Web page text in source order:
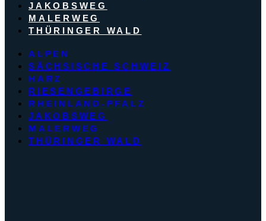
JAKOBSWEG
MALERWEG
THÜRINGER WALD
ALPEN
SÄCHSISCHE SCHWEIZ
HARZ
RIESENGEBIRGE
RHEINLAND-PFALZ
JAKOBSWEG
MALERWEG
THÜRINGER WALD